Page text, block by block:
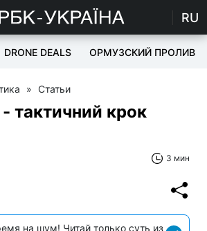
RU
DRONE DEALS ОРМУЗСКИЙ ПРОЛИВ
» Статьи
- тактичний крок
3 мин
на шум! Читай только суть из